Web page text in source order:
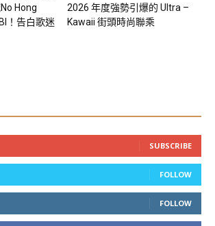
Hong
！告白歌迷
2026 年度強勢引爆的 Ultra –
Kawaii 街頭時尚聯乘
SUBSCRIBE
FOLLOW
FOLLOW